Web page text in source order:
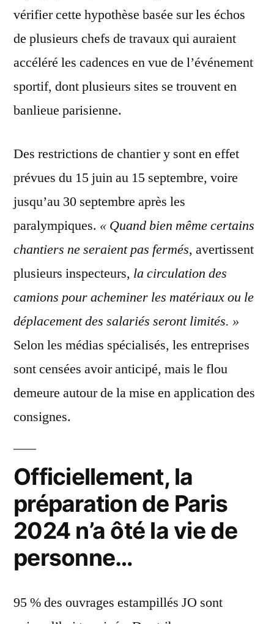
vérifier cette hypothèse basée sur les échos
de plusieurs chefs de travaux qui auraient
accéléré les cadences en vue de l’événement
sportif, dont plusieurs sites se trouvent en
banlieue parisienne.
Des restrictions de chantier y sont en effet
prévues du 15 juin au 15 septembre, voire
jusqu’au 30 septembre après les
paralympiques. « Quand bien même certains
chantiers ne seraient pas fermés, avertissent
plusieurs inspecteurs, la circulation des
camions pour acheminer les matériaux ou le
déplacement des salariés seront limités. »
Selon les médias spécialisés, les entreprises
sont censées avoir anticipé, mais le flou
demeure autour de la mise en application des
consignes.
Officiellement, la
préparation de Paris
2024 n’a ôté la vie de
personne…
95 % des ouvrages estampillés JO sont